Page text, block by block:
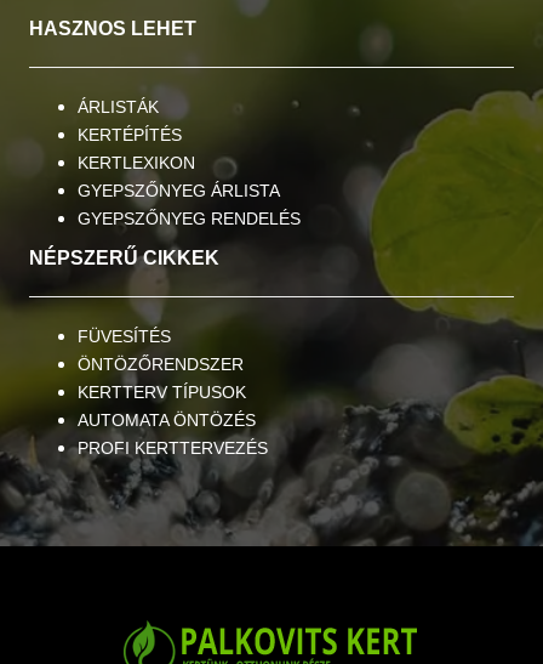
HASZNOS LEHET
ÁRLISTÁK
KERTÉPÍTÉS
KERTLEXIKON
GYEPSZŐNYEG ÁRLISTA
GYEPSZŐNYEG RENDELÉS
NÉPSZERŰ CIKKEK
FÜVESÍTÉS
ÖNTÖZŐRENDSZER
KERTTERV TÍPUSOK
AUTOMATA ÖNTÖZÉS
PROFI KERTTERVEZÉS